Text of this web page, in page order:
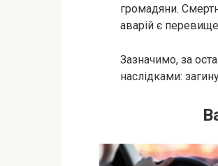
громадяни.
аварій є
Зазначимо, за
наслідками: